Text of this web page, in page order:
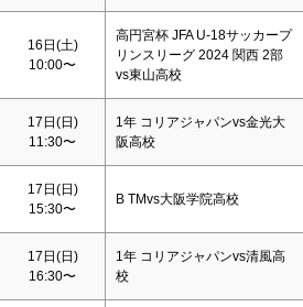
16日(土)
10:00〜
高円宮杯 JFA U-18サッカープ
リンスリーグ 2024 関西 2部
vs東山高校
17日(日)
11:30〜
1年 コリアジャパンvs金光大
阪高校
17日(日)
15:30〜
B TMvs大阪学院高校
17日(日)
16:30〜
1年 コリアジャパンvs清風高
校